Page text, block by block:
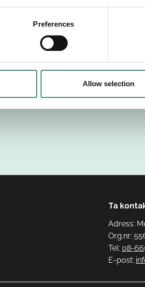
Preferences
Allow selection
Ta
Adress:
Org.nr:
Tel: 08-
E-post: